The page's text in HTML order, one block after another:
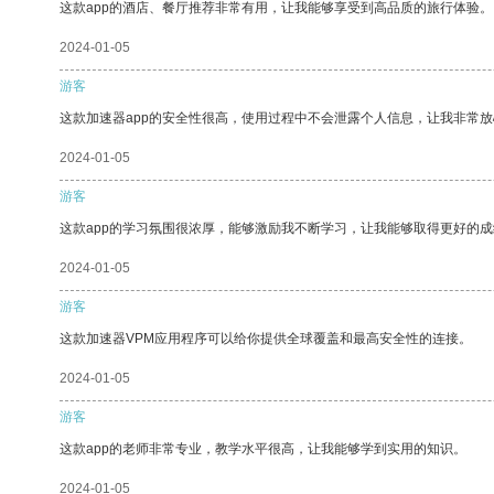
这款app的酒店、餐厅推荐非常有用，让我能够享受到高品质的旅行体验。
2024-01-05
游客
这款加速器app的安全性很高，使用过程中不会泄露个人信息，让我非常放
2024-01-05
游客
这款app的学习氛围很浓厚，能够激励我不断学习，让我能够取得更好的成
2024-01-05
游客
这款加速器VPM应用程序可以给你提供全球覆盖和最高安全性的连接。
2024-01-05
游客
这款app的老师非常专业，教学水平很高，让我能够学到实用的知识。
2024-01-05